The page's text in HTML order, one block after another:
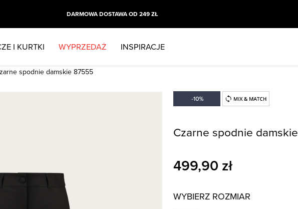
DARMOWA DOSTAWA OD 249 ZŁ
I KURTKI WYPRZEDAŻ INSPIRACJE
spodnie damskie 87555
Czarne spodnie damskie
499,90 zł
WYBIERZ ROZMIAR